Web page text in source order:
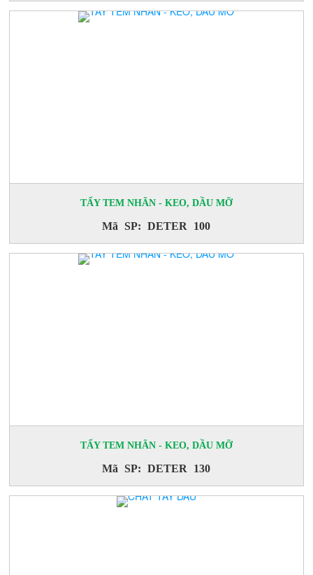
TẨY TEM NHÃN - KEO, DẦU MỠ
Mã SP: DETER 100
TẨY TEM NHÃN - KEO, DẦU MỠ
Mã SP: DETER 130